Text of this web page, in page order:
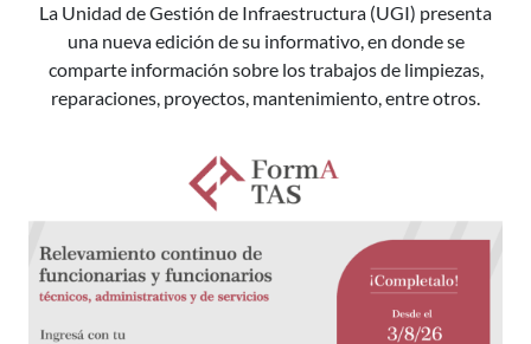
La Unidad de Gestión de Infraestructura (UGI) presenta
una nueva edición de su informativo, en donde se
comparte información sobre los trabajos de limpiezas,
reparaciones, proyectos, mantenimiento, entre otros.